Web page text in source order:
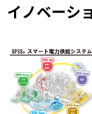
イノベーシ